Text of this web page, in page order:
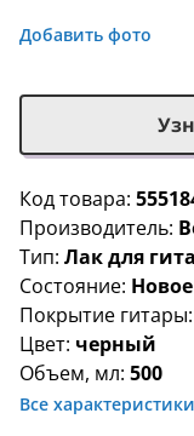
Добавить фото
Код товара:
Производитель:
Тип: Лак для
Состояние: Новое
Покрытие гитары:
Цвет: черный
Объем, мл: 500
Все характеристики